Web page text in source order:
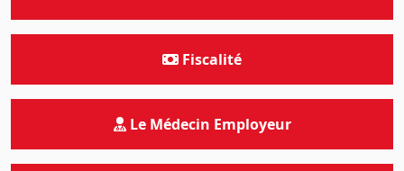
Fiscalité
Le Médecin Employeur